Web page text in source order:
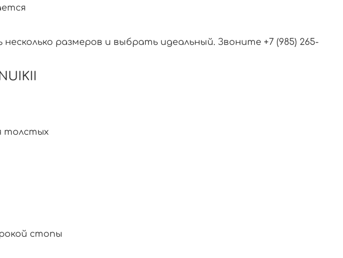
размеров и выбрать идеальный. Звоните +7 (985) 265-
толстых
стопы